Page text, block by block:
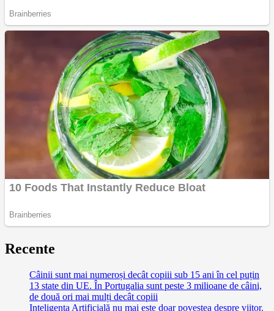
Recente
Câinii sunt mai numeroși decât copiii sub 15 ani în cel puțin
13 state din UE. În Portugalia sunt peste 3 milioane de câini,
de două ori mai mulți decât copiii
Inteligența Artificială nu mai este doar povestea despre viitor.